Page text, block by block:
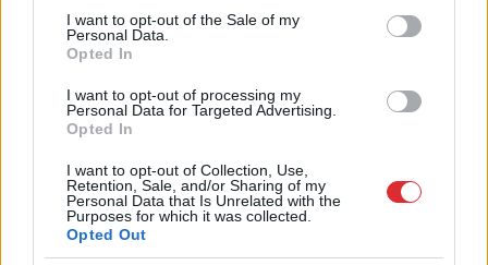
consent section.
I want to opt-out of the Sale of my
Personal Data.
Opted In
I want to opt-out of processing my
Personal Data for Targeted Advertising.
Opted In
I want to opt-out of Collection, Use,
Retention, Sale, and/or Sharing of my
Personal Data that Is Unrelated with the
Purposes for which it was collected.
Opted Out
Lasīt citas ziņas